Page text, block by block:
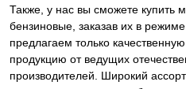
Также, у нас вы сможете купить
бензиновые, заказав их в
предлагаем только
продукцию от ведущих
производителей. Широкий